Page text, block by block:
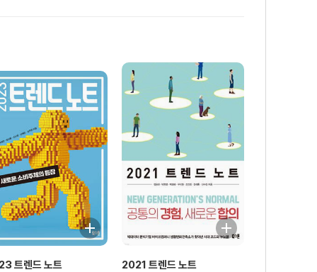
트렌드 노트 2021 트렌드 노트